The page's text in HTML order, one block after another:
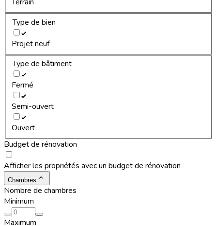
Type de bien
Projet neuf
Type de bâtiment
Fermé
Semi-ouvert
Ouvert
Budget de rénovation
Afficher les propriétés avec un budget de rénovation
Chambres
Nombre de chambres
Minimum
Maximum